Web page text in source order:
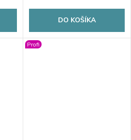
DO KOŠÍKA
Profi